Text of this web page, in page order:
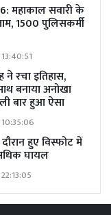
महाकाल सवारी के
1500 पुलिसकर्मी
ने रचा इतिहास,
बनाया अनोखा
बार हुआ ऐसा
हुए विस्फोट में
घायल